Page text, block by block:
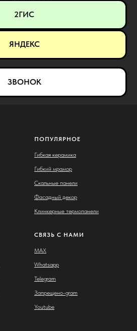
2ГИС
ЯНДЕКС
ЗВОНОК
ПОПУЛЯРНОЕ
Гибкая керамика
Гибкий мрамор
Скальные панели
Фасадный декор
Клинкерные термопанели
СВЯЗЬ С НАМИ
MAX
Whatsapp
Telegram
Запрещено-gram
Youtube